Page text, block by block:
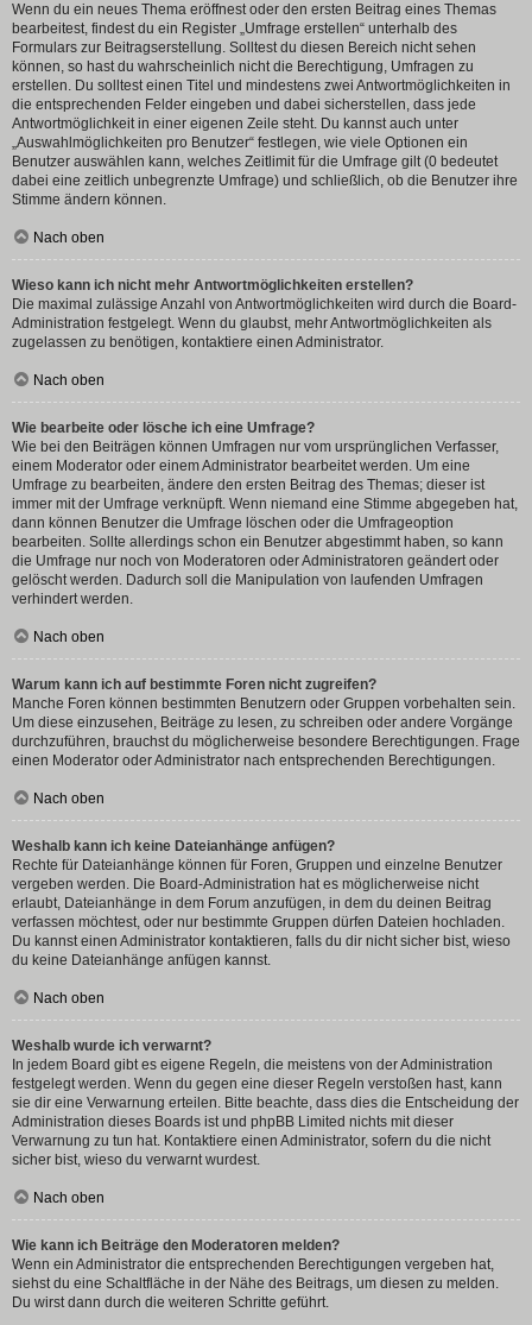
Wenn du ein neues Thema eröffnest oder den ersten Beitrag eines Themas
bearbeitest, findest du ein Register „Umfrage erstellen“ unterhalb des
Formulars zur Beitragserstellung. Solltest du diesen Bereich nicht sehen
können, so hast du wahrscheinlich nicht die Berechtigung, Umfragen zu
erstellen. Du solltest einen Titel und mindestens zwei Antwortmöglichkeiten in
die entsprechenden Felder eingeben und dabei sicherstellen, dass jede
Antwortmöglichkeit in einer eigenen Zeile steht. Du kannst auch unter
„Auswahlmöglichkeiten pro Benutzer“ festlegen, wie viele Optionen ein
Benutzer auswählen kann, welches Zeitlimit für die Umfrage gilt (0 bedeutet
dabei eine zeitlich unbegrenzte Umfrage) und schließlich, ob die Benutzer ihre
Stimme ändern können.
Nach oben
Wieso kann ich nicht mehr Antwortmöglichkeiten erstellen?
Die maximal zulässige Anzahl von Antwortmöglichkeiten wird durch die Board-
Administration festgelegt. Wenn du glaubst, mehr Antwortmöglichkeiten als
zugelassen zu benötigen, kontaktiere einen Administrator.
Nach oben
Wie bearbeite oder lösche ich eine Umfrage?
Wie bei den Beiträgen können Umfragen nur vom ursprünglichen Verfasser,
einem Moderator oder einem Administrator bearbeitet werden. Um eine
Umfrage zu bearbeiten, ändere den ersten Beitrag des Themas; dieser ist
immer mit der Umfrage verknüpft. Wenn niemand eine Stimme abgegeben hat,
dann können Benutzer die Umfrage löschen oder die Umfrageoption
bearbeiten. Sollte allerdings schon ein Benutzer abgestimmt haben, so kann
die Umfrage nur noch von Moderatoren oder Administratoren geändert oder
gelöscht werden. Dadurch soll die Manipulation von laufenden Umfragen
verhindert werden.
Nach oben
Warum kann ich auf bestimmte Foren nicht zugreifen?
Manche Foren können bestimmten Benutzern oder Gruppen vorbehalten sein.
Um diese einzusehen, Beiträge zu lesen, zu schreiben oder andere Vorgänge
durchzuführen, brauchst du möglicherweise besondere Berechtigungen. Frage
einen Moderator oder Administrator nach entsprechenden Berechtigungen.
Nach oben
Weshalb kann ich keine Dateianhänge anfügen?
Rechte für Dateianhänge können für Foren, Gruppen und einzelne Benutzer
vergeben werden. Die Board-Administration hat es möglicherweise nicht
erlaubt, Dateianhänge in dem Forum anzufügen, in dem du deinen Beitrag
verfassen möchtest, oder nur bestimmte Gruppen dürfen Dateien hochladen.
Du kannst einen Administrator kontaktieren, falls du dir nicht sicher bist, wieso
du keine Dateianhänge anfügen kannst.
Nach oben
Weshalb wurde ich verwarnt?
In jedem Board gibt es eigene Regeln, die meistens von der Administration
festgelegt werden. Wenn du gegen eine dieser Regeln verstoßen hast, kann
sie dir eine Verwarnung erteilen. Bitte beachte, dass dies die Entscheidung der
Administration dieses Boards ist und phpBB Limited nichts mit dieser
Verwarnung zu tun hat. Kontaktiere einen Administrator, sofern du die nicht
sicher bist, wieso du verwarnt wurdest.
Nach oben
Wie kann ich Beiträge den Moderatoren melden?
Wenn ein Administrator die entsprechenden Berechtigungen vergeben hat,
siehst du eine Schaltfläche in der Nähe des Beitrags, um diesen zu melden.
Du wirst dann durch die weiteren Schritte geführt.